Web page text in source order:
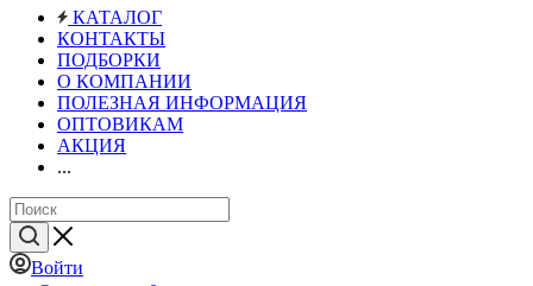
КАТАЛОГ
КОНТАКТЫ
ПОДБОРКИ
О КОМПАНИИ
ПОЛЕЗНАЯ ИНФОРМАЦИЯ
ОПТОВИКАМ
АКЦИЯ
...
Войти